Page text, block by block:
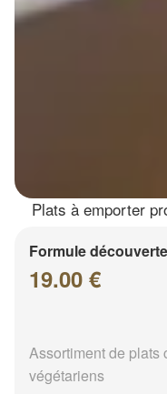
Plats à emporter
Formule découverte
19.00 €
Assortiment de
végétariens